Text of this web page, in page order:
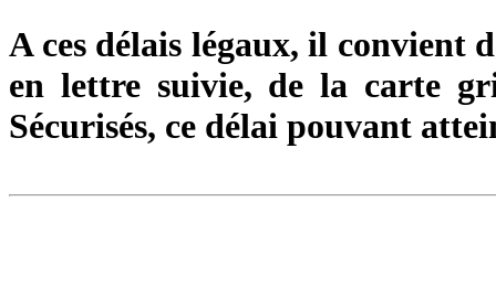
A ces délais légaux, il convient
en lettre suivie, de la carte
Sécurisés, ce délai pouvant